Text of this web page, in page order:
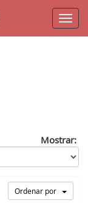
Mostrar:
Ordenar por